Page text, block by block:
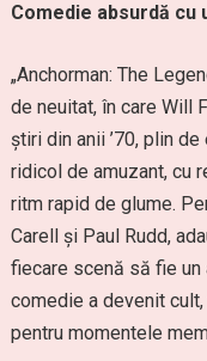
Comedie absurdă cu
„Anchorman: The
de neuitat, în care Will
știri din anii ’70, plin
ridicol de amuzant, cu
ritm rapid de glume.
Carell și Paul Rudd,
fiecare scenă să fie
comedie a devenit
pentru momentele